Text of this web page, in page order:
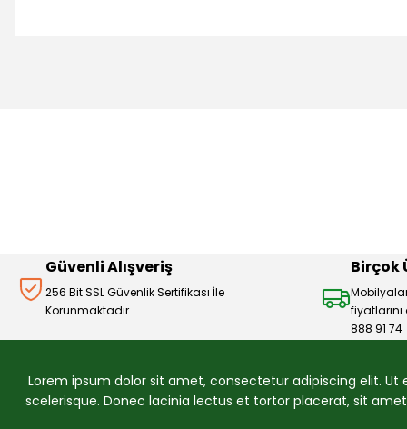
Güvenli Alışveriş
256 Bit SSL Güvenlik Sertifikası İle
Korunmaktadır.
Birçok
888 91 74
Lorem ipsum dolor sit amet, consectetur adipiscing elit.
scelerisque. Donec lacinia lectus et tortor placerat, sit